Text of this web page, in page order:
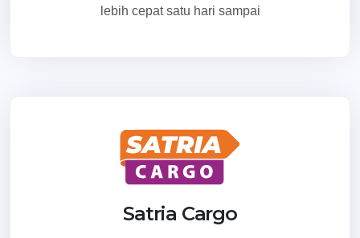
lebih cepat satu hari sampai
Satria Cargo